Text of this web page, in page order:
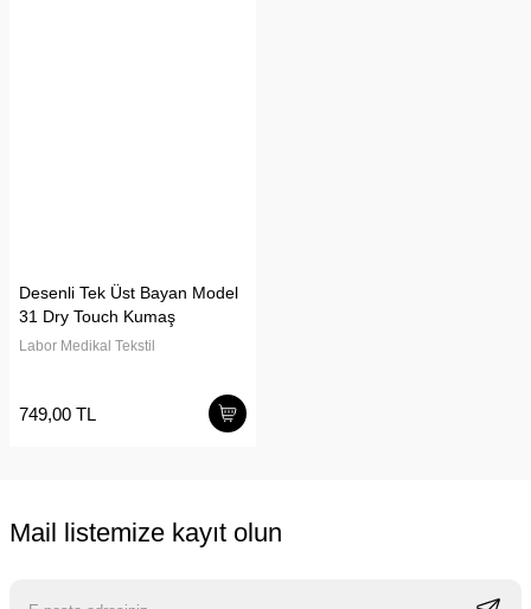
Desenli Tek Üst Bayan Model
31 Dry Touch Kumaş
Labor Medikal Tekstil
749,00 TL
Mail listemize kayıt olun